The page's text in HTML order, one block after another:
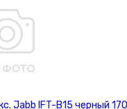
Jabb IFT-B15 черный